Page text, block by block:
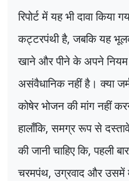
रिपोर्ट में यह भी दावा
कट्टरपंथी है,जबकि यह
खाने और पीने के अपने
असंवैधानिक नहीं है। क्या
कोषेर भोजन की मांग नहीं
हालाँकि,समग्र रूप से
की जानी चाहिए कि,पहली बार
चरमपंथ,उग्रवाद और उसमें